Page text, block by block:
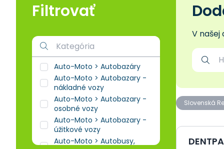
V
Slovenská
Filtrovať
Auto-Moto > Autobazáry
Auto-Moto > Autobazary -
nákladné vozy
Auto-Moto > Autobazary -
osobné vozy
Auto-Moto > Autobazary -
úžitkové vozy
Auto-Moto > Autobusy,